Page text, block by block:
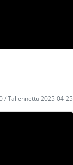
/ Tallennettu 2025-04-25